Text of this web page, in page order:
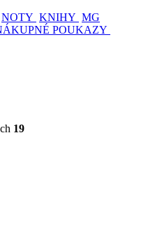
NOTY KNIHY MG
POUKAZY
19